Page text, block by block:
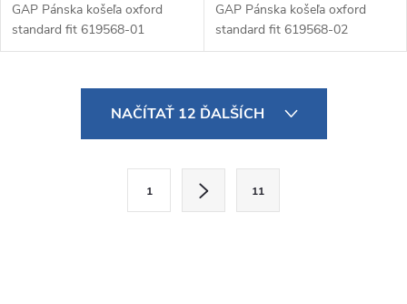
GAP Pánska košeľa oxford
standard fit 619568-01
GAP Pánska košeľa oxford
standard fit 619568-02
NAČÍTAŤ 12 ĎALŠÍCH
1 11